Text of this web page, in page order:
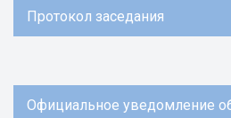
Протокол заседания
Официальное уведомление